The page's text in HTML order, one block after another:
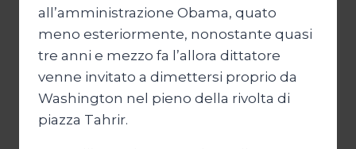
all’amministrazione Obama, quato
meno esteriormente, nonostante quasi
tre anni e mezzo fa l’allora dittatore
venne invitato a dimettersi proprio da
Washington nel pieno della rivolta di
piazza Tahrir.